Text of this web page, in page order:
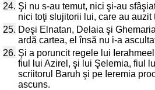
24. Şi nu s-au temut, nici şi-au
nici toţi slujitorii lui, care au auzit
25. Deşi Elnatan, Delaia şi
ardă cartea, el însă nu i-a
26. Şi a poruncit regele lui
fiul lui Azirel, şi lui Şelemia, fiul
scriitorul Baruh şi pe Ieremia
ascuns.